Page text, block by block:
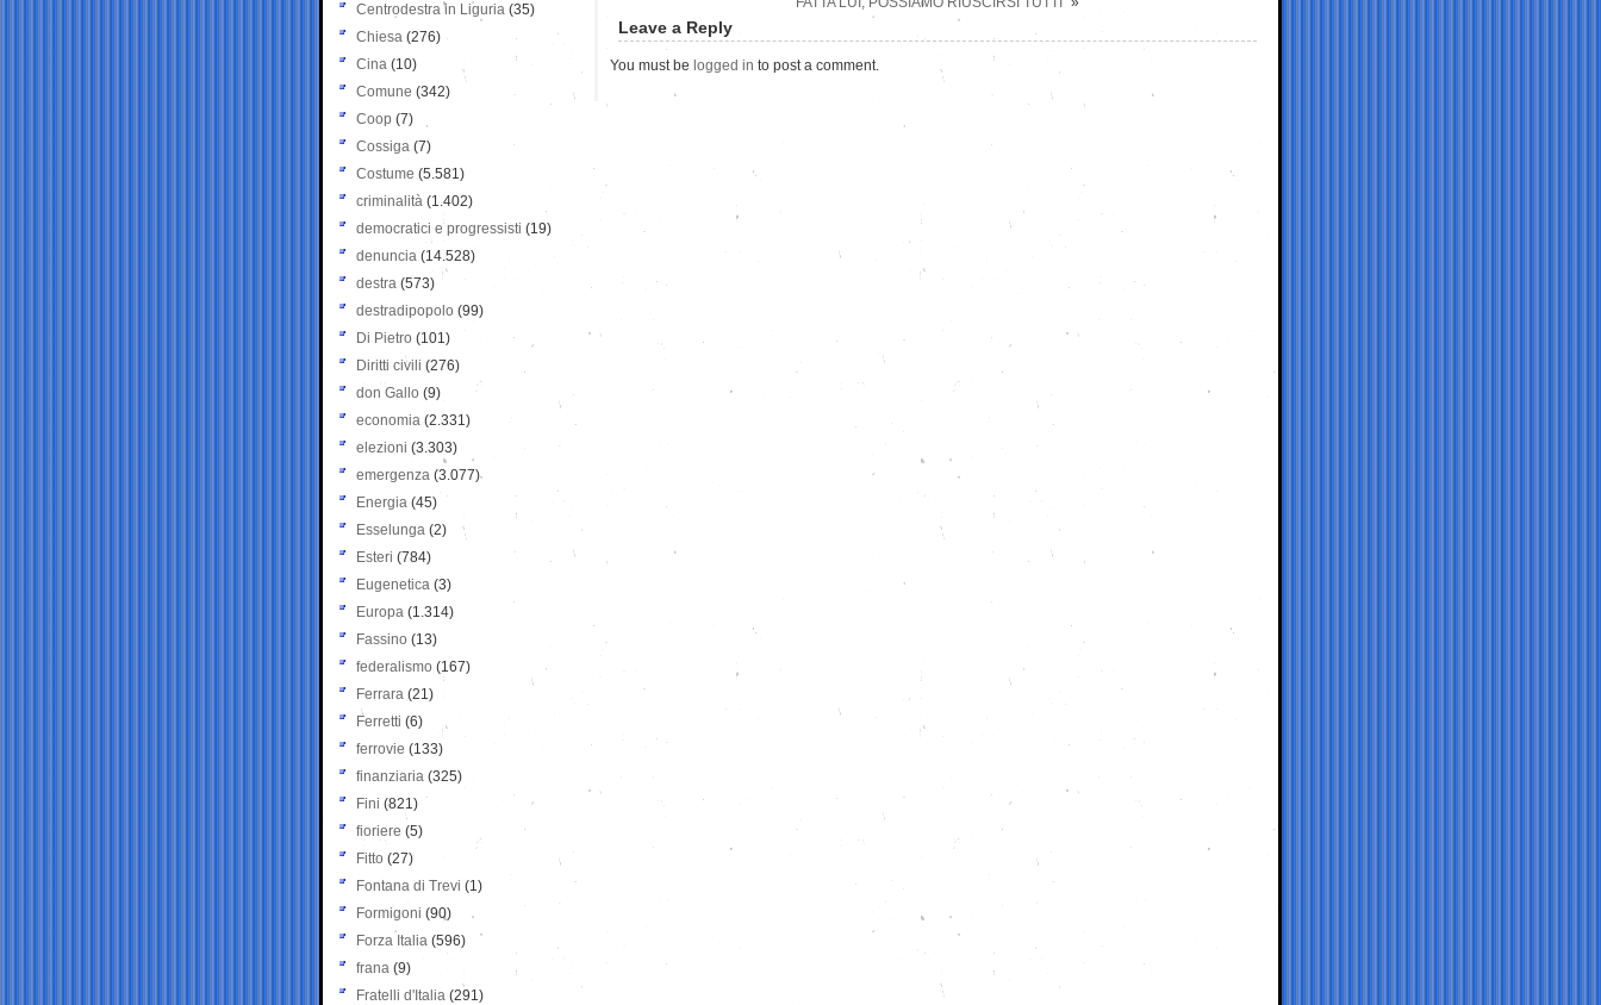
Leave a Reply
You must be logged in to post a comment.
Centrodestra in Liguria (35)
Chiesa (276)
Cina (10)
Comune (342)
Coop (7)
Cossiga (7)
Costume (5.581)
criminalità (1.402)
democratici e progressisti (19)
denuncia (14.528)
destra (573)
destradipopolo (99)
Di Pietro (101)
Diritti civili (276)
don Gallo (9)
economia (2.331)
elezioni (3.303)
emergenza (3.077)
Energia (45)
Esselunga (2)
Esteri (784)
Eugenetica (3)
Europa (1.314)
Fassino (13)
federalismo (167)
Ferrara (21)
Ferretti (6)
ferrovie (133)
finanziaria (325)
Fini (821)
fioriere (5)
Fitto (27)
Fontana di Trevi (1)
Formigoni (90)
Forza Italia (596)
frana (9)
Fratelli d'Italia (291)